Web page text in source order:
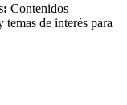
Contenidos
de interés para